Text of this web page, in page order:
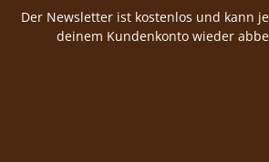
Der Newsletter ist kostenlos und kann
deinem Kundenkonto wieder